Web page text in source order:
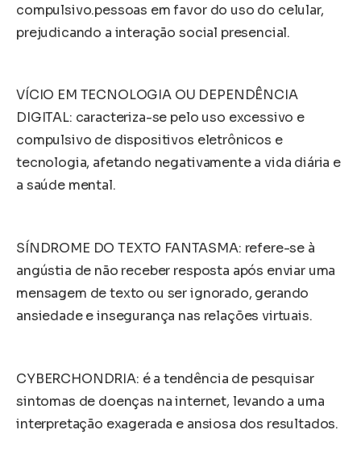
compulsivo.pessoas em favor do uso do celular,
prejudicando a interação social presencial.
VÍCIO EM TECNOLOGIA OU DEPENDÊNCIA
DIGITAL: caracteriza-se pelo uso excessivo e
compulsivo de dispositivos eletrônicos e
tecnologia, afetando negativamente a vida diária e
a saúde mental.
SÍNDROME DO TEXTO FANTASMA: refere-se à
angústia de não receber resposta após enviar uma
mensagem de texto ou ser ignorado, gerando
ansiedade e insegurança nas relações virtuais.
CYBERCHONDRIA: é a tendência de pesquisar
sintomas de doenças na internet, levando a uma
interpretação exagerada e ansiosa dos resultados.